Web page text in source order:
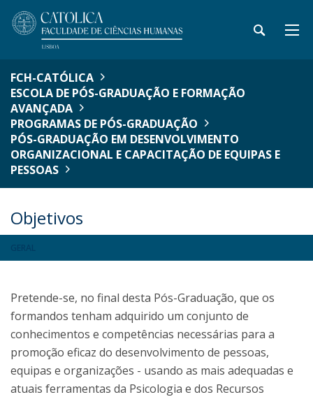
FCH-CATÓLICA
ESCOLA DE PÓS-GRADUAÇÃO E FORMAÇÃO
AVANÇADA
PROGRAMAS DE PÓS-GRADUAÇÃO
PÓS-GRADUAÇÃO EM DESENVOLVIMENTO
ORGANIZACIONAL E CAPACITAÇÃO DE EQUIPAS E
PESSOAS
Objetivos
Pretende-se, no final desta Pós-Graduação, que os
formandos tenham adquirido um conjunto de
conhecimentos e competências necessárias para a
promoção eficaz do desenvolvimento de pessoas,
equipas e organizações - usando as mais adequadas e
atuais ferramentas da Psicologia e dos Recursos